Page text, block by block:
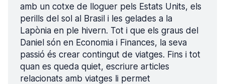
amb un cotxe de lloguer pels Estats Units, els
perills del sol al Brasil i les gelades a la
Lapònia en ple hivern. Tot i que els graus del
Daniel són en Economia i Finances, la seva
passió és crear contingut de viatges. Fins i tot
quan es queda quiet, escriure articles
relacionats amb viatges li permet